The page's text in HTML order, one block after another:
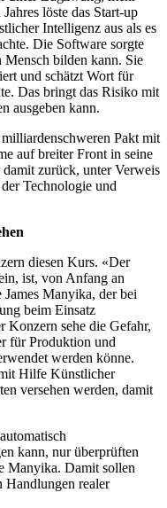
löste das Start-up
Intelligenz aus als es
Die Software sorgte
bilden kann. Sie
und schätzt Wort für
Das bringt das Risiko mit
ausgeben kann.
Pakt mit
auf breiter Front in seine
zurück, unter Verweis
Technologie und
diesen Kurs. «Der
ist, von Anfang an
Manyika, der bei
beim Einsatz
Konzern sehe die Gefahr,
für Produktion und
werden könne.
Hilfe Künstlicher
versehen werden, damit
kann, nur überprüften
Manyika. Damit sollen
Handlungen realer